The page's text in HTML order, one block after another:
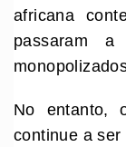
africana
passaram a
No entanto,
continue a